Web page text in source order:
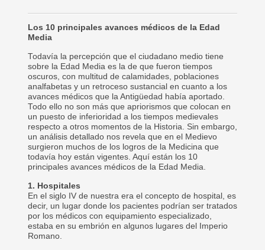
Los 10 principales avances médicos de la Edad
Media
Todavía la percepción que el ciudadano medio tiene
sobre la Edad Media es la de que fueron tiempos
oscuros, con multitud de calamidades, poblaciones
analfabetas y un retroceso sustancial en cuanto a los
avances médicos que la Antigüedad había aportado.
Todo ello no son más que apriorismos que colocan en
un puesto de inferioridad a los tiempos medievales
respecto a otros momentos de la Historia. Sin embargo,
un análisis detallado nos revela que en el Medievo
surgieron muchos de los logros de la Medicina que
todavía hoy están vigentes. Aquí están los 10
principales avances médicos de la Edad Media.
1. Hospitales
En el siglo IV de nuestra era el concepto de hospital, es
decir, un lugar donde los pacientes podrían ser tratados
por los médicos con equipamiento especializado,
estaba en su embrión en algunos lugares del Imperio
Romano.